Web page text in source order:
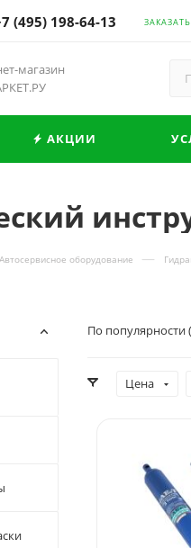
(495) 198-64-13
магазин
АКЦИИ
Автосервисное оборудование —
По популярности
Цена